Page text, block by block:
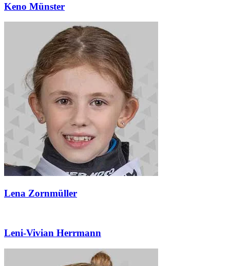
Keno Münster
Lena Zornmüller
Leni-Vivian Herrmann